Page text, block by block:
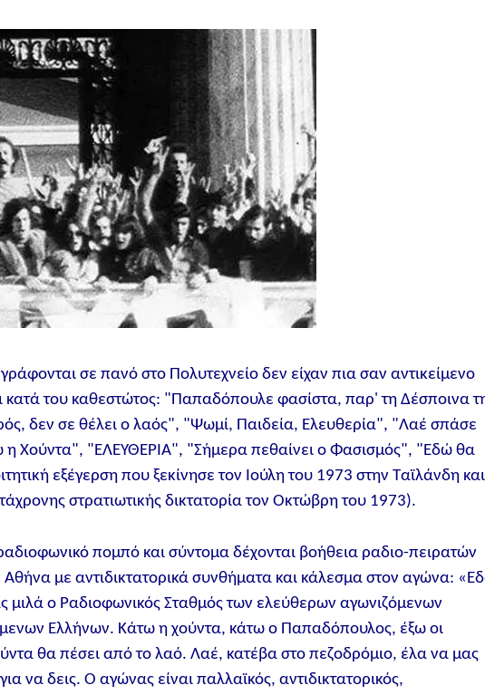
σε πανό στο Πολυτεχνείο δεν είχαν πια σαν αντικείμενο
κατά του καθεστώτος: "Παπαδόπουλε φασίστα, παρ' τη Δέσποινα
δεν σε θέλει ο λαός", "Ψωμί, Παιδεία, Ελευθερία", "Λαέ σπάσε
η Χούντα", "ΕΛΕΥΘΕΡΙΑ", "Σήμερα πεθαίνει ο Φασισμός", "Εδώ θα
εξέγερση που ξεκίνησε τον Ιούλη του 1973 στην Ταϊλάνδη και
στρατιωτικής δικτατορία τον Οκτώβρη του 1973).
πομπό και σύντομα δέχονται βοήθεια ραδιο-πειρατών
με αντιδικτατορικά συνθήματα και κάλεσμα στον αγώνα:
μιλά ο Ραδιοφωνικός Σταθμός των ελεύθερων αγωνιζόμενων
Ελλήνων. Κάτω η χούντα, κάτω ο Παπαδόπουλος, έξω οι
θα πέσει από το λαό. Λαέ, κατέβα στο πεζοδρόμιο, έλα να μας
να δεις. Ο αγώνας είναι παλλαϊκός, αντιδικτατορικός,